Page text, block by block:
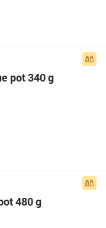
pot 340 g
480 g